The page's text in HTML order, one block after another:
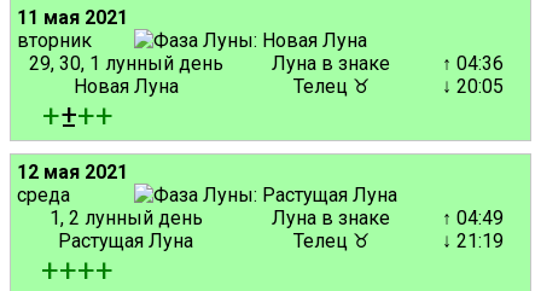
11 мая 2021
вторник
29, 30, 1 лунный день
Новая Луна
Луна в знаке
Телец ♉
↑ 04:36
↓ 20:05
+±++
12 мая 2021
среда
1, 2 лунный день
Растущая Луна
Луна в знаке
Телец ♉
↑ 04:49
↓ 21:19
++++